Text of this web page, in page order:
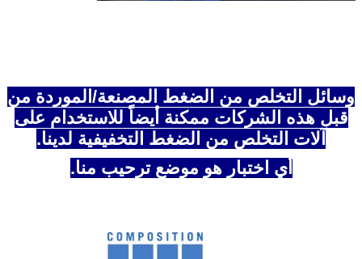
وسائل التخلص من الضغط المصنعة/الموردة من
قبل هذه الشركات ممكنة أيضاً للاستخدام على
آلات التخلص من الضغط التخفيفية لدينا.
أي اختبار هو موضع ترحيب منا.